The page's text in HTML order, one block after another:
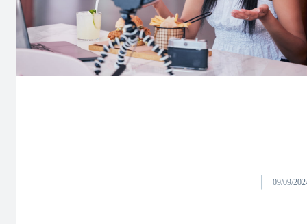
09/09/